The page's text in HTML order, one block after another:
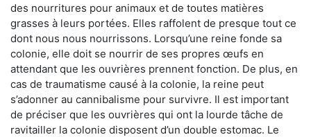
des nourritures pour animaux et de toutes matières
grasses à leurs portées. Elles raffolent de presque tout ce
dont nous nous nourrissons. Lorsqu’une reine fonde sa
colonie, elle doit se nourrir de ses propres œufs en
attendant que les ouvrières prennent fonction. De plus, en
cas de traumatisme causé à la colonie, la reine peut
s’adonner au cannibalisme pour survivre. Il est important
de préciser que les ouvrières qui ont la lourde tâche de
ravitailler la colonie disposent d’un double estomac. Le